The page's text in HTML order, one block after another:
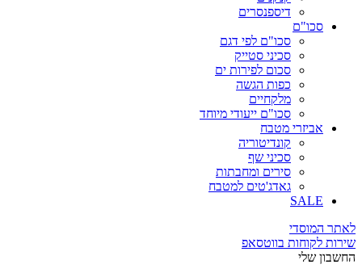
דיספנסרים
סכו"ם
סכו"ם לפי דגם
סכיני סטייק
סכום לפירות ים
כפות הגשה
מלקחיים
סכו"ם ייעודי מיוחד
אביזרי מטבח
קונדיטוריה
סכיני שף
סירים ומחבתות
גאדג'טים למטבח
SALE
לאתר המוסדי
שירות לקוחות בווטסאפ
החשבון שלי